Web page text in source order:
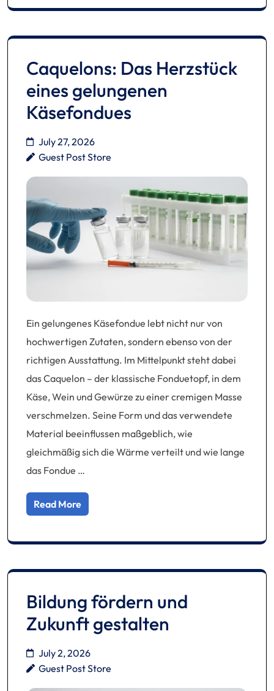
Caquelons: Das Herzstück
eines gelungenen
Käsefondues
July 27, 2026
Guest Post Store
Ein gelungenes Käsefondue lebt nicht nur von
hochwertigen Zutaten, sondern ebenso von der
richtigen Ausstattung. Im Mittelpunkt steht dabei
das Caquelon – der klassische Fonduetopf, in dem
Käse, Wein und Gewürze zu einer cremigen Masse
verschmelzen. Seine Form und das verwendete
Material beeinflussen maßgeblich, wie
gleichmäßig sich die Wärme verteilt und wie lange
das Fondue …
Read More
Bildung fördern und
Zukunft gestalten
July 2, 2026
Guest Post Store